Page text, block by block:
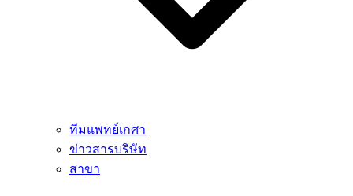
ทีมแพทย์เกศา
ข่าวสารบริษัท
สาขา